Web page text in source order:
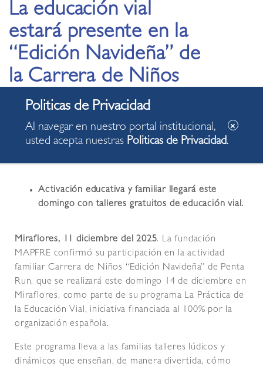
La educación vial
estará presente en la
“Edición Navideña” de
la Carrera de Niños
de Penta Run en
Miraflores
Activación educativa y familiar llegará este
domingo con talleres gratuitos de educación vial.
Miraflores, 11 diciembre del 2025. La fundación
MAPFRE confirmó su participación en la actividad
familiar Carrera de Niños “Edición Navideña” de Penta
Run, que se realizará este domingo 14 de diciembre en
Miraflores, como parte de su programa La Práctica de
la Educación Vial, iniciativa financiada al 100% por la
organización española.
Este programa lleva a las familias talleres lúdicos y
dinámicos que enseñan, de manera divertida, cómo
Al navegar en nuestro portal institucional,
usted acepta nuestras Politicas de Privacidad.